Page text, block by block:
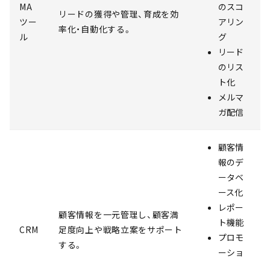
MA
ツー
ル
リードの獲得や管理、育成を効
率化・自動化する。
のスコ
アリン
グ
リード
のリス
ト化
メルマ
ガ配信
CRM
顧客情報を一元管理し、顧客満
足度向上や戦略立案をサポート
する。
顧客情
報のデ
ータベ
ース化
レポー
ト機能
プロモ
ーショ